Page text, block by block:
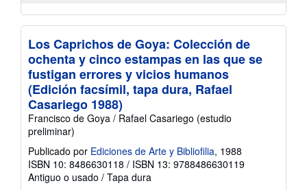
Los Caprichos de Goya: Colección de
ochenta y cinco estampas en las que se
fustigan errores y vicios humanos
(Edición facsímil, tapa dura, Rafael
Casariego 1988)
Francisco de Goya / Rafael Casariego (estudio
preliminar)
Publicado por Ediciones de Arte y Bibliofilia, 1988
ISBN 10: 8486630118 / ISBN 13: 9788486630119
Antiguo o usado / Tapa dura